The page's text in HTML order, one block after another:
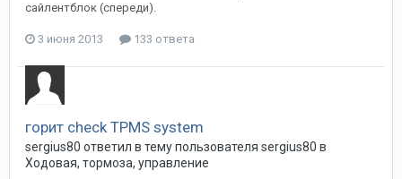
сайлентблок (спереди).
3 июня 2013 133 ответа
горит check TPMS system
sergius80 ответил в тему пользователя sergius80 в
Ходовая, тормоза, управление